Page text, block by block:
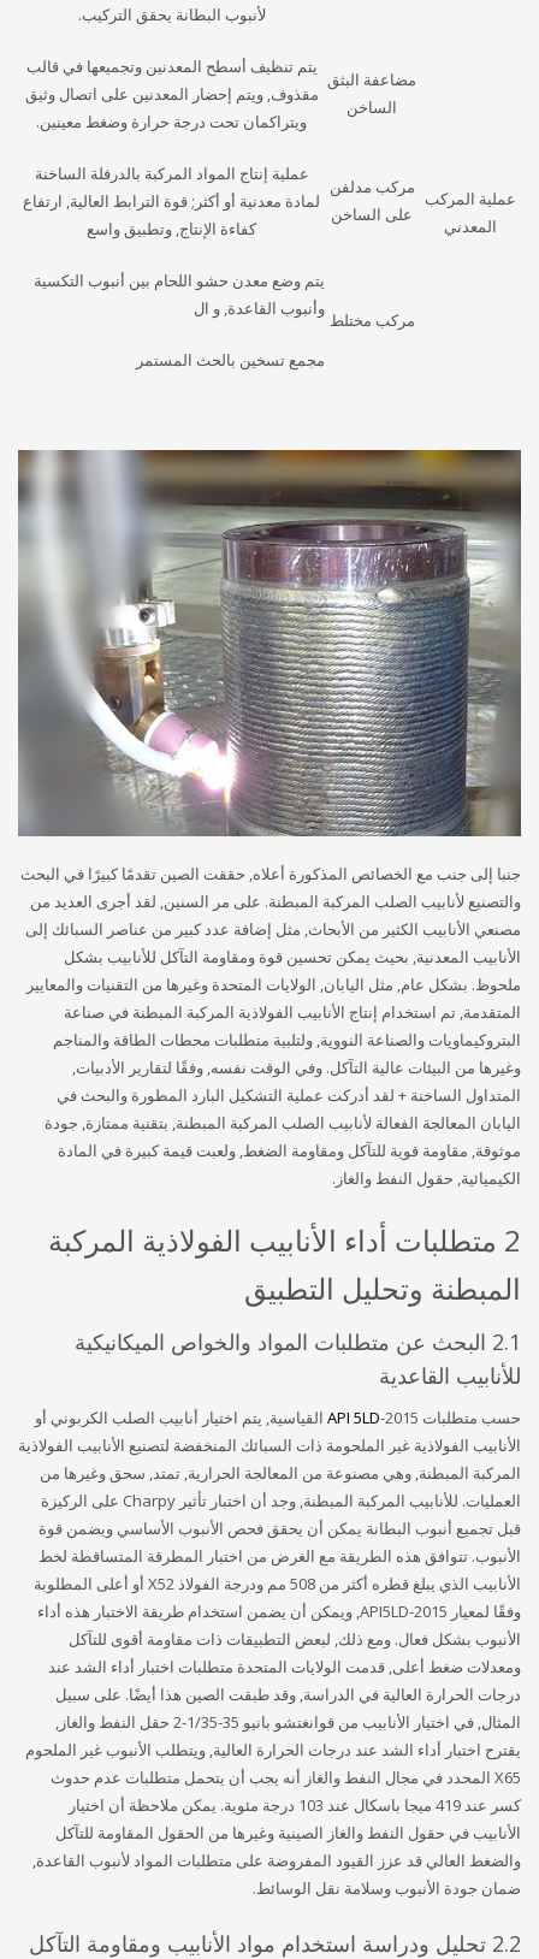
لأنبوب البطانة يحقق التركيب.
عملية المركب
المعدني
مضاعفة البثق
الساخن
يتم تنظيف أسطح المعدنين وتجميعها في قالب
مقذوف, ويتم إحضار المعدنين على اتصال وثيق
ويتراكمان تحت درجة حرارة وضغط معينين.
مركب مدلفن
على الساخن
عملية إنتاج المواد المركبة بالدرفلة الساخنة
لمادة معدنية أو أكثر; قوة الترابط العالية, ارتفاع
كفاءة الإنتاج, وتطبيق واسع
مركب مختلط
يتم وضع معدن حشو اللحام بين أنبوب التكسية
وأنبوب القاعدة, و ال
مجمع تسخين بالحث المستمر
جنبا إلى جنب مع الخصائص المذكورة أعلاه, حققت الصين تقدمًا كبيرًا في البحث
والتصنيع لأنابيب الصلب المركبة المبطنة. على مر السنين, لقد أجرى العديد من
مصنعي الأنابيب الكثير من الأبحاث, مثل إضافة عدد كبير من عناصر السبائك إلى
الأنابيب المعدنية, بحيث يمكن تحسين قوة ومقاومة التآكل للأنابيب بشكل
ملحوظ. بشكل عام, مثل اليابان, الولايات المتحدة وغيرها من التقنيات والمعايير
المتقدمة, تم استخدام إنتاج الأنابيب الفولاذية المركبة المبطنة في صناعة
البتروكيماويات والصناعة النووية, ولتلبية متطلبات محطات الطاقة والمناجم
وغيرها من البيئات عالية التآكل. وفي الوقت نفسه, وفقًا لتقارير الأدبيات,
المتداول الساخنة + لقد أدركت عملية التشكيل البارد المطورة والبحث في
اليابان المعالجة الفعالة لأنابيب الصلب المركبة المبطنة, بتقنية ممتازة, جودة
موثوقة, مقاومة قوية للتآكل ومقاومة الضغط, ولعبت قيمة كبيرة في المادة
الكيميائية, حقول النفط والغاز.
2 متطلبات أداء الأنابيب الفولاذية المركبة
المبطنة وتحليل التطبيق
2.1 البحث عن متطلبات المواد والخواص الميكانيكية
للأنابيب القاعدية
حسب متطلبات API 5LD -2015 القياسية, يتم اختيار أنابيب الصلب الكربوني أو
الأنابيب الفولاذية غير الملحومة ذات السبائك المنخفضة لتصنيع الأنابيب الفولاذية
المركبة المبطنة, وهي مصنوعة من المعالجة الحرارية, تمتد, سحق وغيرها من
العمليات. للأنابيب المركبة المبطنة, وجد أن اختبار تأثير Charpy على الركيزة
قبل تجميع أنبوب البطانة يمكن أن يحقق فحص الأنبوب الأساسي ويضمن قوة
الأنبوب. تتوافق هذه الطريقة مع الغرض من اختبار المطرقة المتساقطة لخط
الأنابيب الذي يبلغ قطره أكثر من 508 مم ودرجة الفولاذ X52 أو أعلى المطلوبة
وفقًا لمعيار API5LD-2015, ويمكن أن يضمن استخدام طريقة الاختبار هذه أداء
الأنبوب بشكل فعال. ومع ذلك, لبعض التطبيقات ذات مقاومة أقوى للتآكل
ومعدلات ضغط أعلى, قدمت الولايات المتحدة متطلبات اختبار أداء الشد عند
درجات الحرارة العالية في الدراسة, وقد طبقت الصين هذا أيضًا. على سبيل
المثال, في اختيار الأنابيب من قوانغتشو بانيو 35-1/35-2 حقل النفط والغاز,
يقترح اختبار أداء الشد عند درجات الحرارة العالية, ويتطلب الأنبوب غير الملحوم
X65 المحدد في مجال النفط والغاز أنه يجب أن يتحمل متطلبات عدم حدوث
كسر عند 419 ميجا باسكال عند 103 درجة مئوية. يمكن ملاحظة أن اختيار
الأنابيب في حقول النفط والغاز الصينية وغيرها من الحقول المقاومة للتآكل
والضغط العالي قد عزز القيود المفروضة على متطلبات المواد لأنبوب القاعدة,
ضمان جودة الأنبوب وسلامة نقل الوسائط.
2.2 تحليل ودراسة استخدام مواد الأنابيب ومقاومة التآكل